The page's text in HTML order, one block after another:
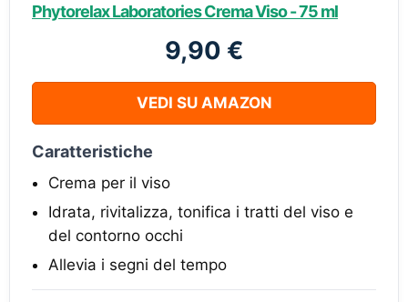
Phytorelax Laboratories Crema Viso - 75 ml
9,90 €
VEDI SU AMAZON
Caratteristiche
Crema per il viso
Idrata, rivitalizza, tonifica i tratti del viso e
del contorno occhi
Allevia i segni del tempo